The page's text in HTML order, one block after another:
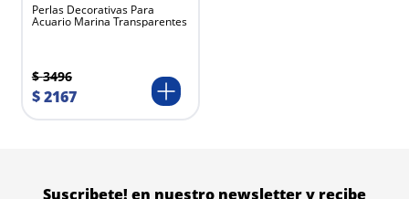
Perlas Decorativas Para
Acuario Marina Transparentes
$ 3496
$2167
Suscribete! en nuestro newsletter y recibe